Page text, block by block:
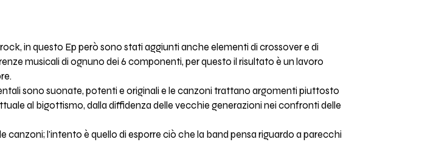
in questo Ep però sono stati aggiunti anche elementi di crossover e di
musicali di ognuno dei 6 componenti, per questo il risultato è un lavoro
sono suonate, potenti e originali e le canzoni trattano argomenti piuttosto
al bigottismo, dalla diffidenza delle vecchie generazioni nei confronti delle
l'intento è quello di esporre ciò che la band pensa riguardo a parecchi